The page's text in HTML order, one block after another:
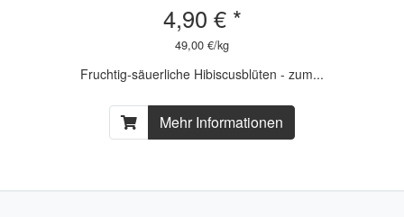
4,90 € *
49,00 €/kg
Fruchtig-säuerliche Hibiscusblüten - zum...
Mehr Informationen